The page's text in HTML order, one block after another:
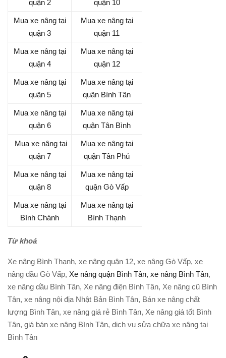
quận 2 quận 10
Mua xe nâng tại
quận 3
Mua xe nâng tại
quận 11
Mua xe nâng tại
quận 4
Mua xe nâng tại
quận 12
Mua xe nâng tại
quận 5
Mua xe nâng tại
quận Bình Tân
Mua xe nâng tại
quận 6
Mua xe nâng tại
quận Tân Bình
Mua xe nâng tại
quận 7
Mua xe nâng tại
quận Tân Phú
Mua xe nâng tại
quận 8
Mua xe nâng tại
quận Gò Vấp
Mua xe nâng tại
Bình Chánh
Mua xe nâng tại
Bình Thạnh
Từ khoá
Xe nâng Bình Thạnh, xe nâng quận 12, xe nâng Gò Vấp, xe
nâng dầu Gò Vấp, Xe nâng quận Bình Tân, xe nâng Bình Tân,
xe nâng dầu Bình Tân, Xe nâng điện Bình Tân, Xe nâng cũ Bình
Tân, xe nâng nội địa Nhật Bản Bình Tân, Bán xe nâng chất
lượng Bình Tân, xe nâng giá rẻ Bình Tân, Xe nâng giá tốt Bình
Tân, giá bán xe nâng Bình Tân, dịch vụ sửa chữa xe nâng tại
Bình Tân